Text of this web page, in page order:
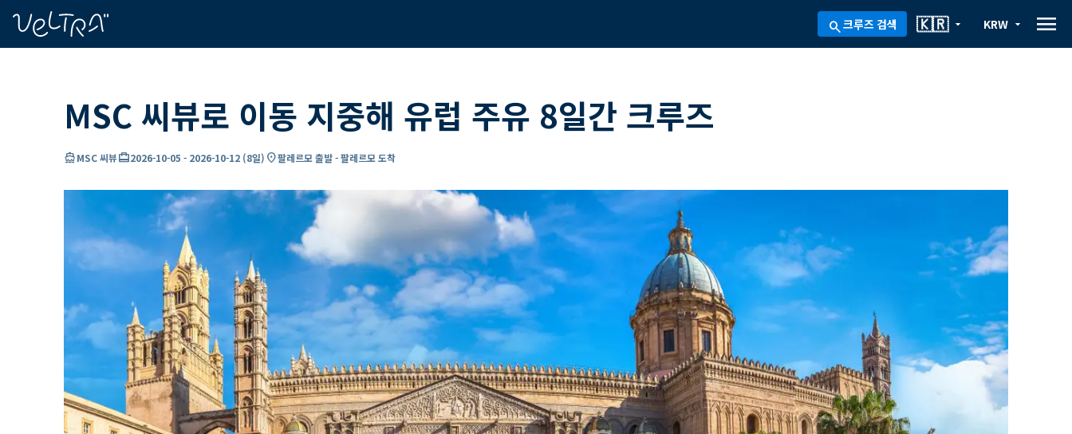
search크루즈 검색 arrow_drop_down
🇰🇷 arrow_drop_down
KRW menu
MSC 씨뷰로 이동 지중해 유럽 주유 8일간 크루즈
directions_boatMSC 씨뷰card_travel2026-10-05 - 2026-10-12 (8일) location_on팔레르모 출발 - 팔레르모 도착